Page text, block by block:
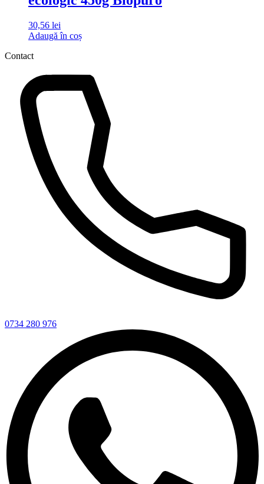
30,56 lei
Adaugă în coș
Contact
0734 280 976